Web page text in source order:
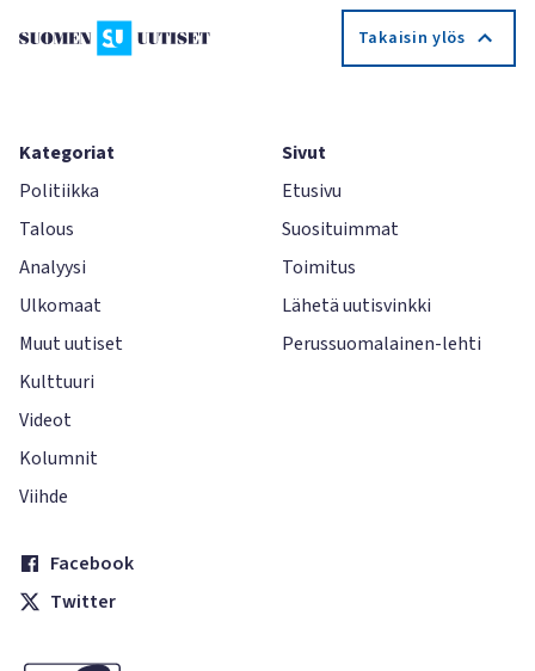
Takaisin ylös
Kategoriat
Politiikka
Talous
Analyysi
Ulkomaat
Muut uutiset
Kulttuuri
Videot
Kolumnit
Viihde
Sivut
Etusivu
Suosituimmat
Toimitus
Lähetä uutisvinkki
Perussuomalainen-lehti
Facebook
Twitter